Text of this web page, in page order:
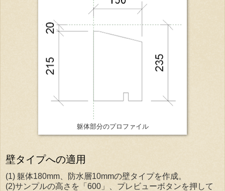
躯体部分のプロファイル
壁タイプへの適用
(1) 躯体180mm、防水層10mmの壁タイプを作成。
(2)サンプルの高さを「600」、プレビューボタンを押して